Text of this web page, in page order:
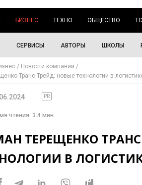
БИЗНЕС ТЕХНО ОБЩЕСТВО
СЕРВИСЫ АВТОРЫ ШКОЛЫ
Новости компаний
Транс Трейд: новые технологии в
PR
чтения: 3.4 мин.
ТЕРЕЩЕНКО
В